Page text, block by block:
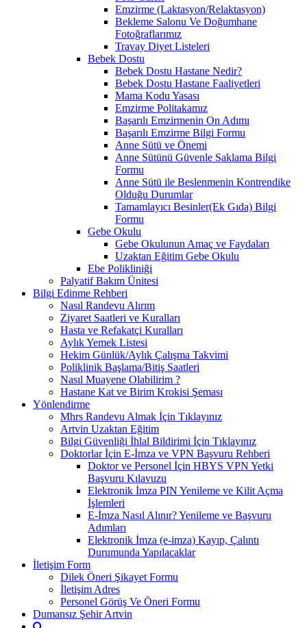
Emzirme (Laktasyon/Relaktasyon)
Bekleme Salonu Ve Doğumhane
Fotoğraflarımız
Travay Diyet Listeleri
Bebek Dostu
Bebek Dostu Hastane Nedir?
Bebek Dostu Hastane Faaliyetleri
Mama Kodu Yasası
Emzirme Politakamız
Başarılı Emzirmenin On Adımı
Başarılı Emzirme Bilgi Formu
Anne Sütü ve Önemi
Anne Sütünü Güvenle Saklama Bilgi
Formu
Anne Sütü ile Beslenmenin Kontrendike
Olduğu Durumlar
Tamamlayıcı Besinler(Ek Gıda) Bilgi
Formu
Gebe Okulu
Gebe Okulunun Amaç ve Faydaları
Uzaktan Eğitim Gebe Okulu
Ebe Polikliniği
Palyatif Bakım Ünitesi
Bilgi Edinme Rehberi
Nasıl Randevu Alırım
Ziyaret Saatleri ve Kuralları
Hasta ve Refakatçi Kuralları
Aylık Yemek Listesi
Hekim Günlük/Aylık Çalışma Takvimi
Poliklinik Başlama/Bitiş Saatleri
Nasıl Muayene Olabilirim ?
Hastane Kat ve Birim Krokisi Şeması
Yönlendirme
Mhrs Randevu Almak İçin Tıklayınız
Artvin Uzaktan Eğitim
Bilgi Güvenliği İhlal Bildirimi İçin Tıklayınız
Doktorlar İçin E-İmza ve VPN Başvuru Rehberi
Doktor ve Personel İçin HBYS VPN Yetki
Başvuru Kılavuzu
Elektronik İmza PIN Yenileme ve Kilit Açma
İşlemleri
E-İmza Nasıl Alınır? Yenileme ve Başvuru
Adımları
Elektronik İmza (e-imza) Kayıp, Çalıntı
Durumunda Yapılacaklar
İletişim Form
Dilek Öneri Şikayet Formu
İletişim Adres
Personel Görüş Ve Öneri Formu
Dumansız Şehir Artvin